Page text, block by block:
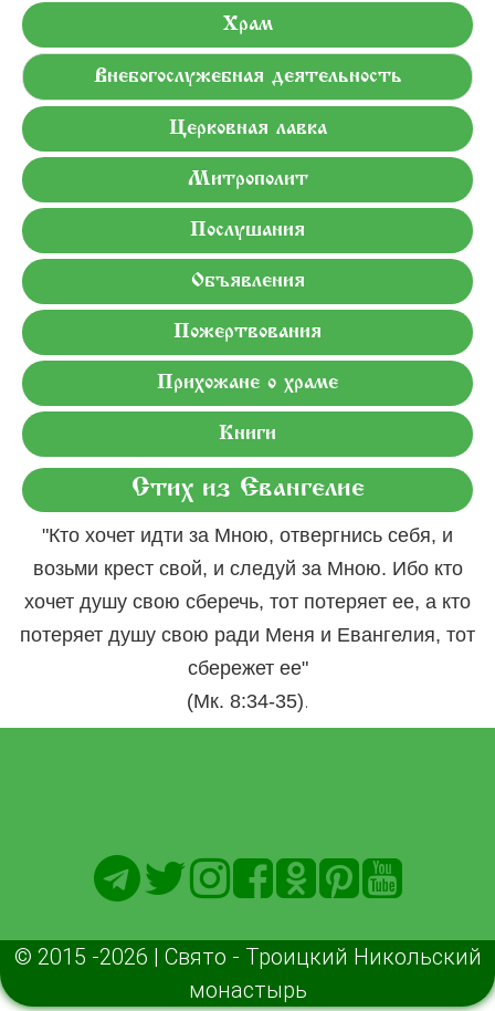
Храм
Внебогослужебная деятельность
Церковная лавка
Митрополит
Послушания
Объявления
Пожертвования
Прихожане о храме
Книги
Стих из Евангелие
"Кто хочет идти за Мною, отвергнись себя, и
возьми крест свой, и следуй за Мною. Ибо кто
хочет душу свою сберечь, тот потеряет ее, а кто
потеряет душу свою ради Меня и Евангелия, тот
сбережет ее"
(Мк. 8:34-35).
© 2015 -2026 | Свято - Троицкий Никольский
монастырь